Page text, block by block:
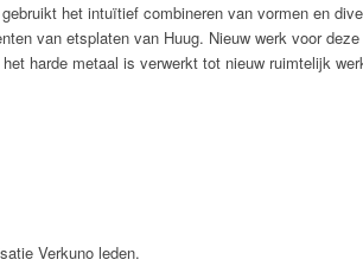
het intuïtief combineren van vormen en
van etsplaten van Huug. Nieuw werk voor
het harde metaal is verwerkt tot nieuw ruimtelijk
Verkuno leden.